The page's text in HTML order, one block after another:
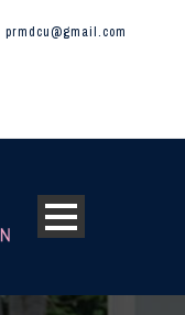
prmdcu@gmail.com